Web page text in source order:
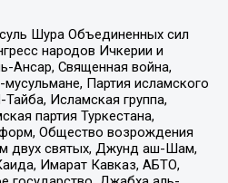
Шура Объединенных сил
народов Ичкерии и
Ансар, Священная война,
мусульмане, Партия исламского
Исламская группа,
партия Туркестана,
Общество возрождения
двух святых, Джунд аш-Шам,
Имарат Кавказ, АБТО,